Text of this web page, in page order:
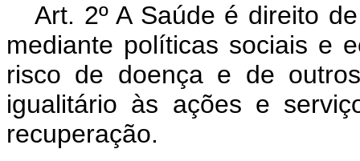
Art. 2º A Saúde é direito
mediante políticas sociais e
risco de doença e de
igualitário às ações e
recuperação.